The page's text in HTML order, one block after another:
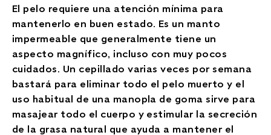
El pelo requiere una atención mínima para
mantenerlo en buen estado. Es un manto
impermeable que generalmente tiene un
aspecto magnífico, incluso con muy pocos
cuidados. Un cepillado varias veces por semana
bastará para eliminar todo el pelo muerto y el
uso habitual de una manopla de goma sirve para
masajear todo el cuerpo y estimular la secreción
de la grasa natural que ayuda a mantener el